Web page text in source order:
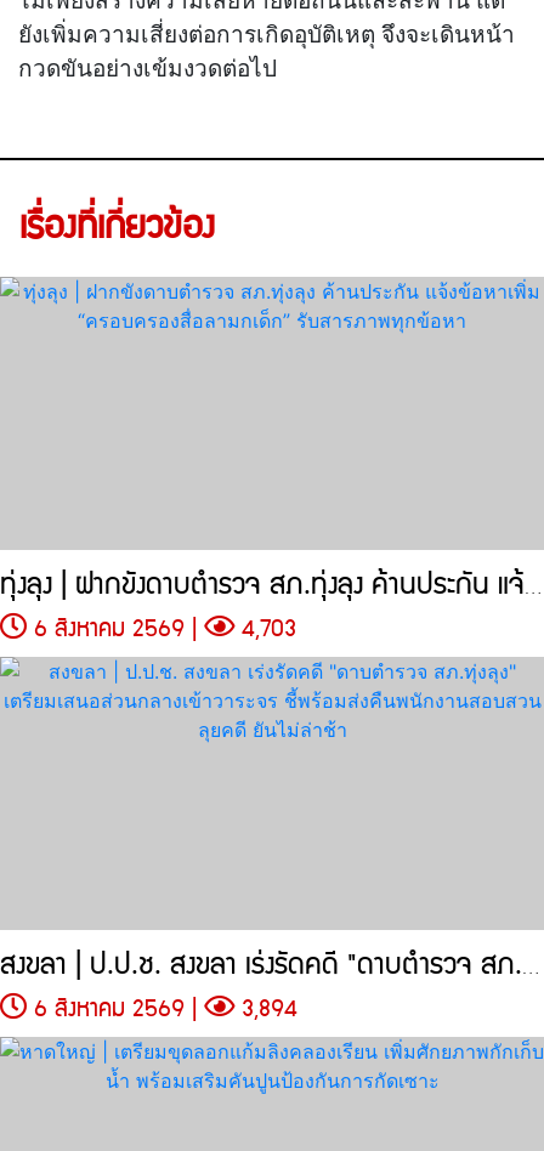
ยังเพิ่มความเสี่ยงต่อการเกิดอุบัติเหตุ จึงจะเดินหน้า
กวดขันอย่างเข้มงวดต่อไป
เรื่องที่เกี่ยวข้อง
ทุ่งลุง | ฝากขังดาบตำรวจ สภ.ทุ่งลุง ค้านประกัน แจ้งข้อหาเพิ่ม
6 สิงหาคม 2569 | 4,703
สงขลา | ป.ป.ช. สงขลา เร่งรัดคดี "ดาบตำรวจ สภ.ทุ่งลุง"
6 สิงหาคม 2569 | 3,894